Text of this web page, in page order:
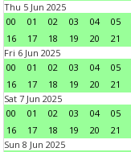
Thu 5 Jun 2025
00
01 02 03 04 05
16
17 18 19 20 21
Fri 6 Jun 2025
00
01 02 03 04 05
16
17 18 19 20 21
Sat 7 Jun 2025
00
01 02 03 04 05
16
17 18 19 20 21
Sun 8 Jun 2025